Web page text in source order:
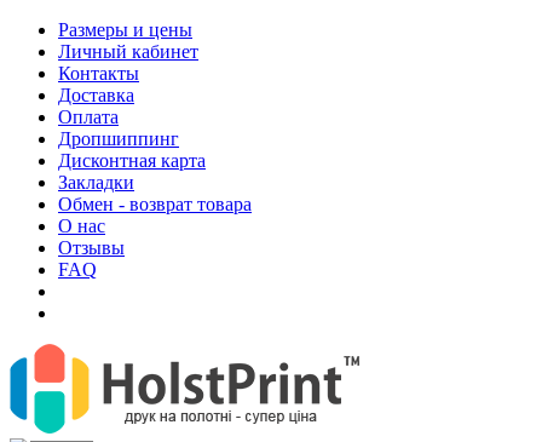
Размеры и цены
Личный кабинет
Контакты
Доставка
Оплата
Дропшиппинг
Дисконтная карта
Закладки
Обмен - возврат товара
О нас
Отзывы
FAQ